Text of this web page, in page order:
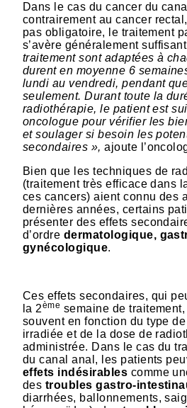
Dans le cas du cancer du
contrairement au cancer
pas obligatoire, le traitement
s’avère généralement
traitement sont adaptées à
durent en moyenne 6
lundi au vendredi, pendant
seulement. Durant toute la
radiothérapie, le patient est
oncologue pour vérifier les
et soulager si besoin les
secondaires », ajoute
Bien que les techniques de
(traitement très efficace dans
ces cancers) aient connu des
dernières années, certains
présenter des effets
d’ordre dermatologique,
gynécologique.
Ces effets secondaires, qui
la 2ème semaine de traitement,
souvent en fonction du type
irradiée et de la dose de
administrée. Dans le cas du
du canal anal, les patients
effets indésirables comme
des troubles gastro-
diarrhées, ballonnements,